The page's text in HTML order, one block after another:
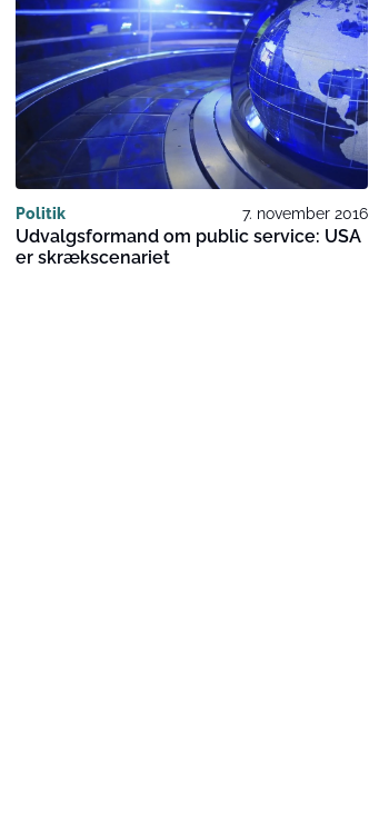
Politik 7. november 2016
Udvalgsformand om public service: USA
er skrækscenariet